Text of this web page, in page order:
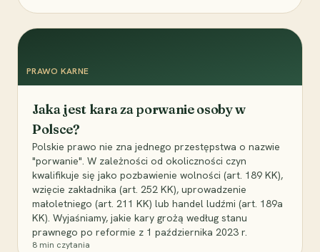
PRAWO KARNE
Jaka jest kara za porwanie osoby w
Polsce?
Polskie prawo nie zna jednego przestępstwa o nazwie
"porwanie". W zależności od okoliczności czyn
kwalifikuje się jako pozbawienie wolności (art. 189 KK),
wzięcie zakładnika (art. 252 KK), uprowadzenie
małoletniego (art. 211 KK) lub handel ludźmi (art. 189a
KK). Wyjaśniamy, jakie kary grożą według stanu
prawnego po reformie z 1 października 2023 r.
8 min czytania